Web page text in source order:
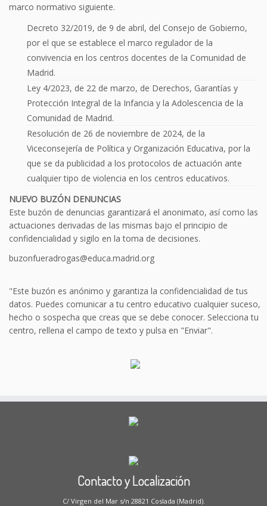
marco normativo siguiente.
Decreto 32/2019, de 9 de abril, del Consejo de Gobierno,
por el que se establece el marco regulador de la
convivencia en los centros docentes de la Comunidad de
Madrid.
Ley 4/2023, de 22 de marzo, de Derechos, Garantías y
Protección Integral de la Infancia y la Adolescencia de la
Comunidad de Madrid.
Resolución de 26 de noviembre de 2024, de la
Viceconsejería de Política y Organización Educativa, por la
que se da publicidad a los protocolos de actuación ante
cualquier tipo de violencia en los centros educativos.
NUEVO BUZÓN DENUNCIAS
Este buzón de denuncias garantizará el anonimato, así como las
actuaciones derivadas de las mismas bajo el principio de
confidencialidad y sigilo en la toma de decisiones.
buzonfueradrogas@educa.madrid.org
"Este buzón es anónimo y garantiza la confidencialidad de tus
datos. Puedes comunicar a tu centro educativo cualquier suceso,
hecho o sospecha que creas que se debe conocer. Selecciona tu
centro, rellena el campo de texto y pulsa en "Enviar".
Contacto y Localización
C/ Virgen del Mar s/n 28821 Coslada (Madrid).